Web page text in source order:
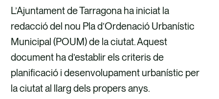
L’Ajuntament de Tarragona ha iniciat la
redacció del nou Pla d’Ordenació Urbanístic
Municipal (POUM) de la ciutat. Aquest
document ha d’establir els criteris de
planificació i desenvolupament urbanístic per
la ciutat al llarg dels propers anys.